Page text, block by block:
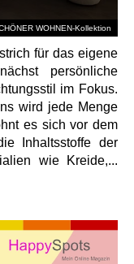
WOHNEN-Kollektion
für das eigene
persönliche
im Fokus.
wird jede Menge
es sich vor dem
Inhaltsstoffe der
wie Kreide,...